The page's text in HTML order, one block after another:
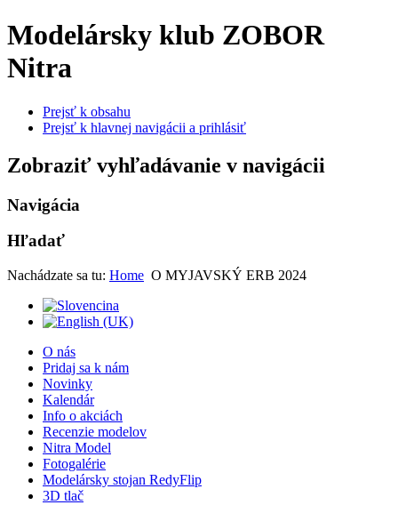
Modelársky klub ZOBOR
Nitra
Prejsť k obsahu
Prejsť k hlavnej navigácii a prihlásiť
Zobraziť vyhľadávanie v navigácii
Navigácia
Hľadať
Nachádzate sa tu: Home O MYJAVSKÝ ERB 2024
O nás
Pridaj sa k nám
Novinky
Kalendár
Info o akciách
Recenzie modelov
Nitra Model
Fotogalérie
Modelársky stojan RedyFlip
3D tlač